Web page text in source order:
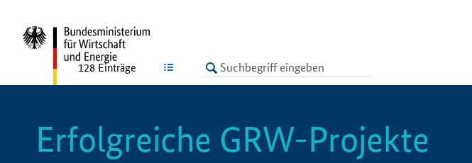
LISTE
128 Einträge
Erfolgreiche GRW-Projekte